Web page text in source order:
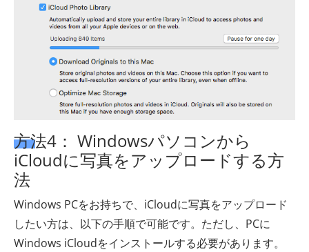
方法4： Windowsパソコンから
iCloudに写真をアップロードする方
法
Windows PCをお持ちで、iCloudに写真をアップロード
したい方は、以下の手順で可能です。ただし、PCに
Windows iCloudをインストールする必要があります。